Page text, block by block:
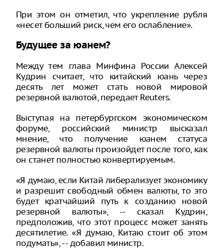
При этом он отметил, что укрепление рубля
«несет больший риск, чем его ослабление».
Будущее за юанем?
Между тем глава Минфина России Алексей
Кудрин считает, что китайский юань через
десять лет может стать новой мировой
резервной валютой, передает Reuters.
Выступая на петербургском экономическом
форуме, российский министр высказал
мнение, что получение юанем статуса
резервной валюты произойдет после того, как
он станет полностью конвертируемым.
«Я думаю, если Китай либерализует экономику
и разрешит свободный обмен валюты, то это
будет кратчайший путь к созданию новой
резервной валюты», -- сказал Кудрин,
предположив, что этот процесс может занять
десятилетие. «Я думаю, Китаю стоит об этом
подумать», -- добавил министр.